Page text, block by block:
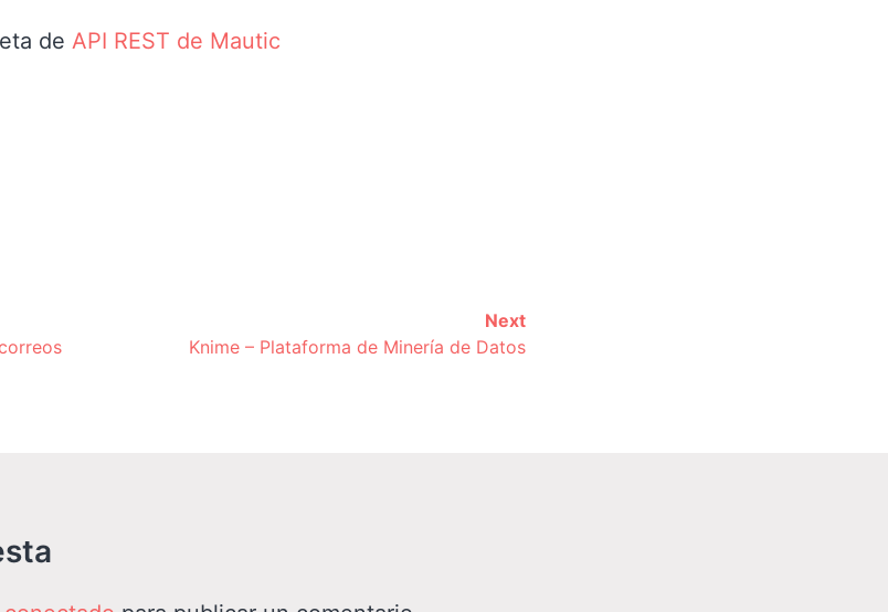
de API REST de Mautic
Next
Knime – Plataforma de Minería de Datos